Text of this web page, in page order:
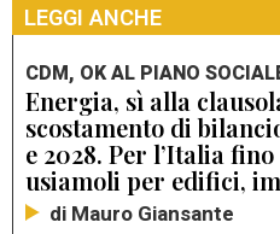
LEGGI ANCHE
CDM, OK AL PIANO
Energia, sì alla
scostamento di
e 2028. Per l’Italia
usiamoli per edifici,
di Mauro Giansante